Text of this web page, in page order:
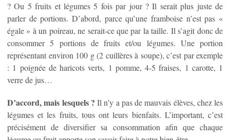
? Ou 5 fruits et légumes 5 fois par jour ? Il serait plus juste de
parler de portions. D’abord, parce qu’une framboise n’est pas «
égale » à un poireau, ne serait-ce que par la taille. Il s’agit donc de
consommer 5 portions de fruits et/ou légumes. Une portion
représentant environ 100 g (2 cuillères à soupe), c’est par exemple
: 1 poignée de haricots verts, 1 pomme, 4-5 fraises, 1 carotte, 1
verre de jus…
D’accord, mais lesquels ? Il n’y a pas de mauvais élèves, chez les
légumes et les fruits, tous ont leurs bienfaits. L’important, c’est
précisément de diversifier sa consommation afin que chaque